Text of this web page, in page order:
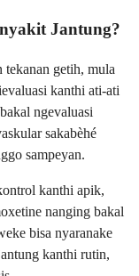
Jantung?
getih, mula
kanthi ati-ati
ngevaluasi
sakabèhé
sampeyan.
kanthi apik,
nanging bakal
bisa nyaranake
kanthi rutin,